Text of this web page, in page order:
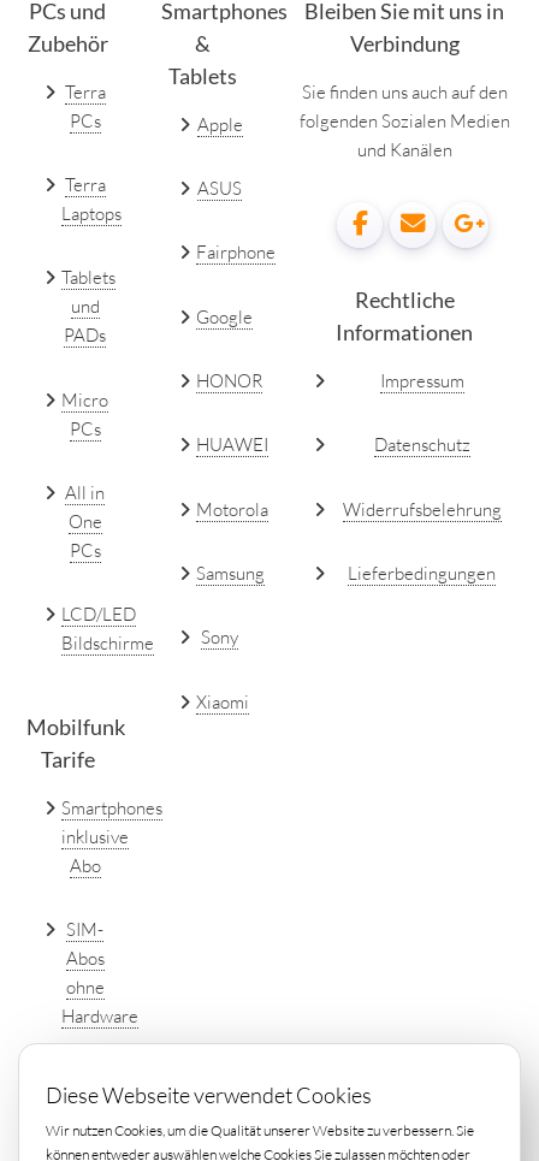
Diese Webseite verwendet Cookies
Wir nutzen Cookies, um die Qualität unserer Website zu verbessern. Sie
können entweder auswählen welche Cookies Sie zulassen möchten oder
PCs und
Zubehör
Terra
PCs
Terra
Laptops
Tablets
und
PADs
Micro
PCs
All in
One
PCs
LCD/LED
Bildschirme
Mobilfunk
Tarife
Smartphones
inklusive
Abo
SIM-
Abos
ohne
Hardware
Tarife
einfach
Smartphones
&
Tablets
Apple
ASUS
Fairphone
Google
HONOR
HUAWEI
Motorola
Samsung
Sony
Xiaomi
Bleiben Sie mit uns in
Verbindung
Sie finden uns auch auf den
folgenden Sozialen Medien
und Kanälen
Rechtliche
Informationen
Impressum
Datenschutz
Widerrufsbelehrung
Lieferbedingungen